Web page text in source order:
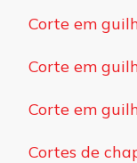
Corte em
Corte em
Corte em
Cortes de